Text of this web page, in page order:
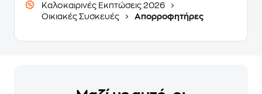
Καλοκαιρινές Εκπτώσεις 2026
Οικιακές Συσκευές
Απορροφητήρες